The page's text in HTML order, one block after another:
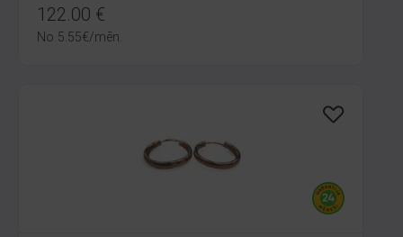
122.00 €
No 5.55€/mēn.